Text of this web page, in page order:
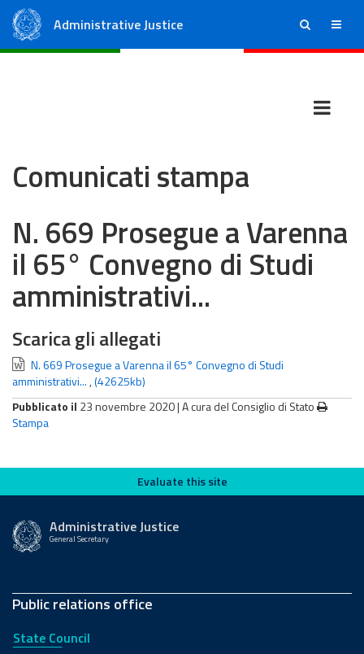
Administrative Justice ricerca menu
Comunicati stampa
N. 669 Prosegue a Varenna
il 65° Convegno di Studi
amministrativi...
Scarica gli allegati
N. 669 Prosegue a Varenna il 65° Convegno di Studi
amministrativi... ,(42625kb)
Pubblicato il 23 novembre 2020 |A cura del Consiglio di Stato
Stampa
Evaluate this siteEvaluate this site
Administrative Justice
General Secretary
Public relations office
State Council